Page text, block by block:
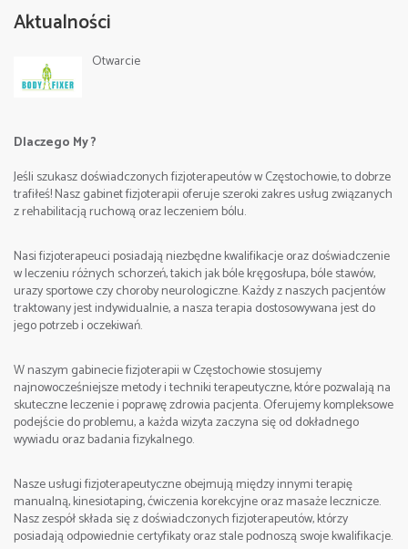
16:00,
Miejsce:
Częstochowa , Poland
tel. +48 512 263 099 Sebastian
e-mail:
Aktualności
Otwarcie
Dlaczego My ?
Jeśli szukasz doświadczonych fizjoterapeutów w Częstochowie, to dobrze
trafiłeś! Nasz gabinet fizjoterapii oferuje szeroki zakres usług związanych
z rehabilitacją ruchową oraz leczeniem bólu.
Nasi fizjoterapeuci posiadają niezbędne kwalifikacje oraz doświadczenie
w leczeniu różnych schorzeń, takich jak bóle kręgosłupa, bóle stawów,
urazy sportowe czy choroby neurologiczne. Każdy z naszych pacjentów
traktowany jest indywidualnie, a nasza terapia dostosowywana jest do
jego potrzeb i oczekiwań.
W naszym gabinecie fizjoterapii w Częstochowie stosujemy
najnowocześniejsze metody i techniki terapeutyczne, które pozwalają na
skuteczne leczenie i poprawę zdrowia pacjenta. Oferujemy kompleksowe
podejście do problemu, a każda wizyta zaczyna się od dokładnego
wywiadu oraz badania fizykalnego.
Nasze usługi fizjoterapeutyczne obejmują między innymi terapię
manualną, kinesiotaping, ćwiczenia korekcyjne oraz masaże lecznicze.
Nasz zespół składa się z doświadczonych fizjoterapeutów, którzy
posiadają odpowiednie certyfikaty oraz stale podnoszą swoje kwalifikacje.